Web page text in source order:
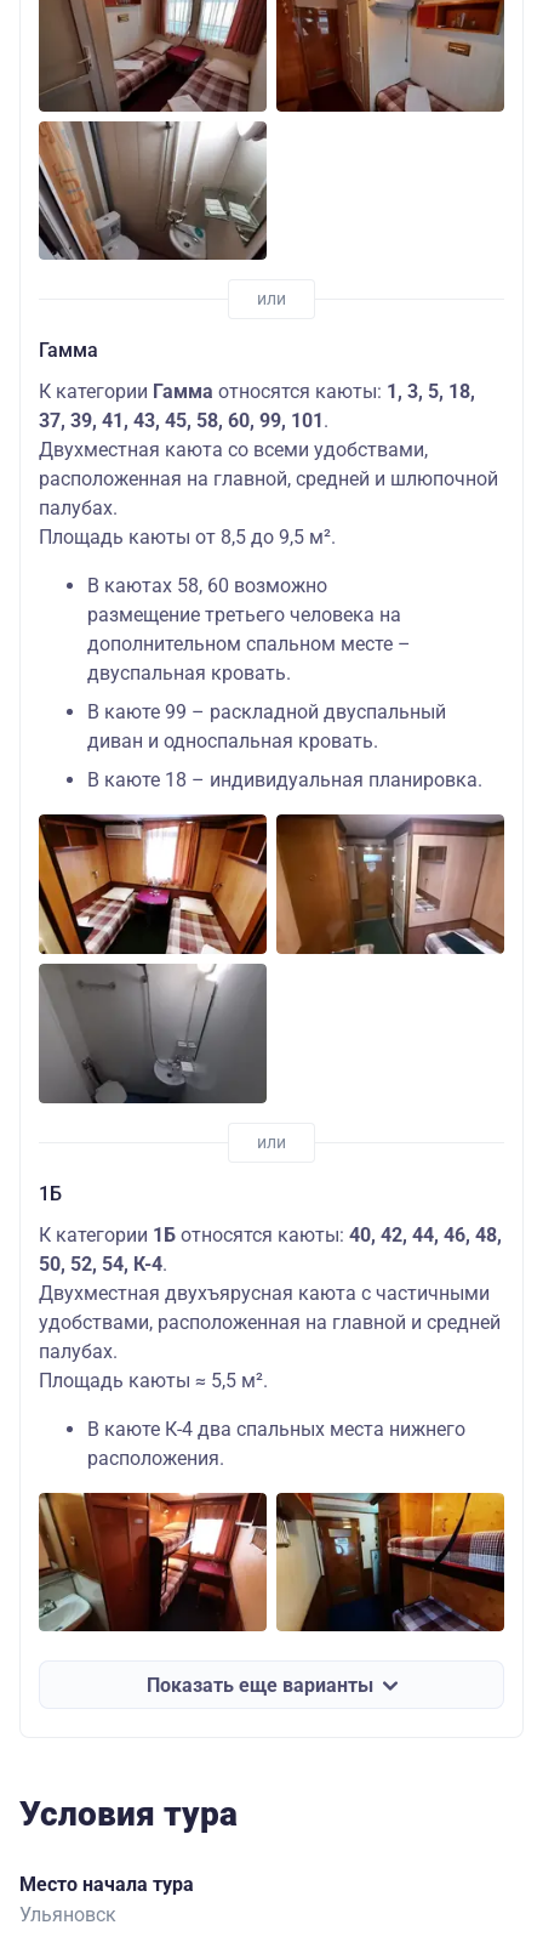
Гамма
К категории Гамма относятся каюты: 1, 3, 5, 18,
37, 39, 41, 43, 45, 58, 60, 99, 101 .
Двухместная каюта со всеми удобствами,
расположенная на главной, средней и шлюпочной
палубах.
Площадь каюты от 8,5 до 9,5 м².
В каютах 58, 60 возможно
размещение третьего человека на
дополнительном спальном месте –
двуспальная кровать.
В каюте 99 – раскладной двуспальный
диван и односпальная кровать.
В каюте 18 – индивидуальная планировка.
1Б
К категории 1Б относятся каюты: 40, 42, 44, 46, 48,
50, 52, 54, К-4.
Двухместная двухъярусная каюта с частичными
удобствами, расположенная на главной и средней
палубах.
Площадь каюты ≈ 5,5 м².
В каюте К-4 два спальных места нижнего
расположения.
Показать еще варианты
Условия тура
Место начала тура
Ульяновск